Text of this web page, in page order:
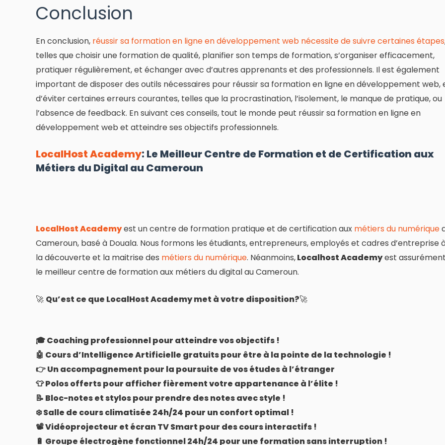
Conclusion
En conclusion, réussir sa formation en ligne en développement web nécessite de suivre certaines étapes
telles que choisir une formation de qualité, planifier son temps de formation, s’organiser efficacement,
pratiquer régulièrement, et échanger avec d’autres apprenants et des professionnels. Il est également
important de disposer des outils nécessaires pour réussir sa formation en ligne en développement web,
d’éviter certaines erreurs courantes, telles que la procrastination, l’isolement, le manque de pratique, ou
l’absence de feedback. En suivant ces conseils, tout le monde peut réussir sa formation en ligne en
développement web et atteindre ses objectifs professionnels.
LocalHost Academy: Le Meilleur Centre de Formation et de Certification aux
Métiers du Digital au Cameroun
LocalHost Academyest un centre de formation pratique et de certification aux métiers du numérique
Cameroun, basé à Douala. Nous formons les étudiants, entrepreneurs, employés et cadres d’entreprise
la découverte et la maitrise des métiers du numérique. Néanmoins,Localhost Academyest
le meilleur centre de formation aux métiers du digital au Cameroun.
🚀 Qu’est ce que LocalHost Academy met à votre disposition?🚀
🎓 Coaching professionnel pour atteindre vos objectifs !
🤖 Cours d’Intelligence Artificielle gratuits pour être à la pointe de la technologie !
👉 Un accompagnement pour la poursuite de vos études à l’étranger
👕 Polos offerts pour afficher fièrement votre appartenance à l’élite !
📝 Bloc-notes et stylos pour prendre des notes avec style !
❄️ Salle de cours climatisée 24h/24 pour un confort optimal !
📽️ Vidéoprojecteur et écran TV Smart pour des cours interactifs !
🔋 Groupe électrogène fonctionnel 24h/24 pour une formation sans interruption !